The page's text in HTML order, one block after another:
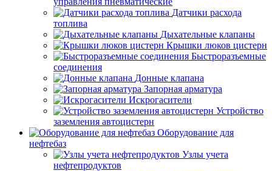
Датчики расхода
топлива
Дыхательные клапаны
Крышки люков цистерн
Быстроразъемные
соединения
Донные клапана
Запорная арматура
Искрогасители
Устройство
заземления автоцистерн
Оборудование для
нефтебаз
Узлы учета
нефтепродуктов